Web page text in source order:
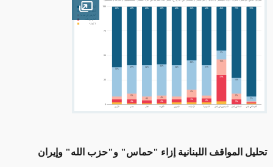
Open image
تحليل المواقف اللبنانية إزاء "حماس" و"حزب الله" وإيران